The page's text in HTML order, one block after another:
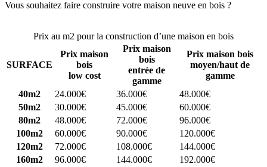
Vous souhaitez faire construire votre maison neuve en bois ?
Prix au m2 pour la construction d’une maison en bois
SURFACE
Prix maison
bois
low cost
Prix maison
bois
entrée de
gamme
Prix maison bois
moyen/haut de
gamme
40m2
24.000€ 36.000€
48.000€
50m2
30.000€ 45.000€
60.000€
80m2
48.000€ 72.000€
96.000€
100m2
60.000€ 90.000€
120.000€
120m2
72.000€ 108.000€
144.000€
160m2
96.000€ 144.000€
192.000€